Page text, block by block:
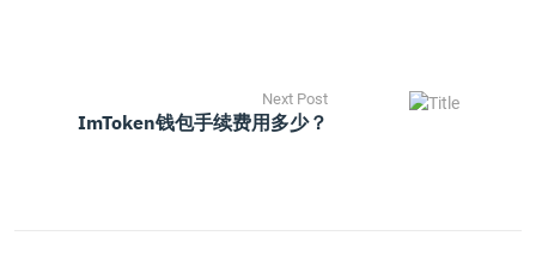
Next Post
ImToken钱包手续费用多少？